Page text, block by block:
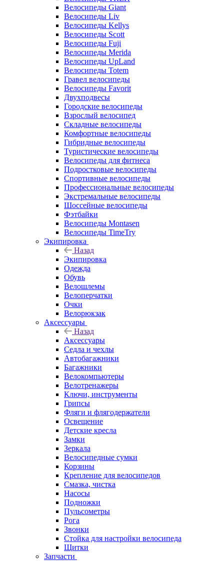
Велосипеды Giant
Велосипеды Liv
Велосипеды Kellys
Велосипеды Scott
Велосипеды Fuji
Велосипеды Merida
Велосипеды UpLand
Велосипеды Totem
Гравел велосипеды
Велосипеды Favorit
Двухподвесы
Городские велосипеды
Взрослый велосипед
Складные велосипеды
Комфортные велосипеды
Гибридные велосипеды
Туристические велосипеды
Велосипеды для фитнеса
Подростковые велосипеды
Спортивные велосипеды
Профессиональные велосипеды
Экстремальные велосипеды
Шоссейные велосипеды
Фэтбайки
Велосипеды Montasen
Велосипеды TimeTry
Экипировка
Назад
Экипировка
Одежда
Обувь
Велошлемы
Велоперчатки
Очки
Велорюкзак
Аксессуары
Назад
Аксессуары
Седла и чехлы
Автобагажники
Багажники
Велокомпьютеры
Велотренажеры
Ключи, инструменты
Грипсы
Фляги и флягодержатели
Освещение
Детские кресла
Замки
Зеркала
Велосипедные сумки
Корзины
Крепление для велосипедов
Смазка, чистка
Насосы
Подножки
Пульсометры
Рога
Звонки
Стойка для настройки велосипеда
Щитки
Запчасти